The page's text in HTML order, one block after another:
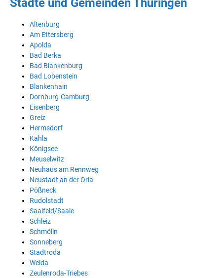
Städte und Gemeinden Thüringen
Altenburg
Am Ettersberg
Apolda
Bad Berka
Bad Blankenburg
Bad Lobenstein
Blankenhain
Dornburg-Camburg
Eisenberg
Greiz
Hermsdorf
Kahla
Königsee
Meuselwitz
Neuhaus am Rennweg
Neustadt an der Orla
Pößneck
Rudolstadt
Saalfeld/Saale
Schleiz
Schmölln
Sonneberg
Stadtroda
Weida
Zeulenroda-Triebes